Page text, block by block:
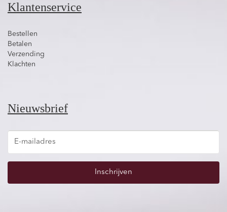
Klantenservice
Bestellen
Betalen
Verzending
Klachten
Nieuwsbrief
Inschrijven